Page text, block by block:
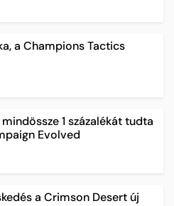
a Champions Tactics
1 százalékát tudta
Evolved
a Crimson Desert új